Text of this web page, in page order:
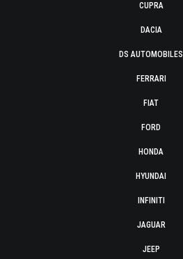
CUPRA
DACIA
DS AUTOMOBILES
FERRARI
FIAT
FORD
HONDA
HYUNDAI
INFINITI
JAGUAR
JEEP